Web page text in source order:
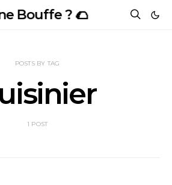
Bouffe ? 🌮
POSTS BY TAG
1 POST